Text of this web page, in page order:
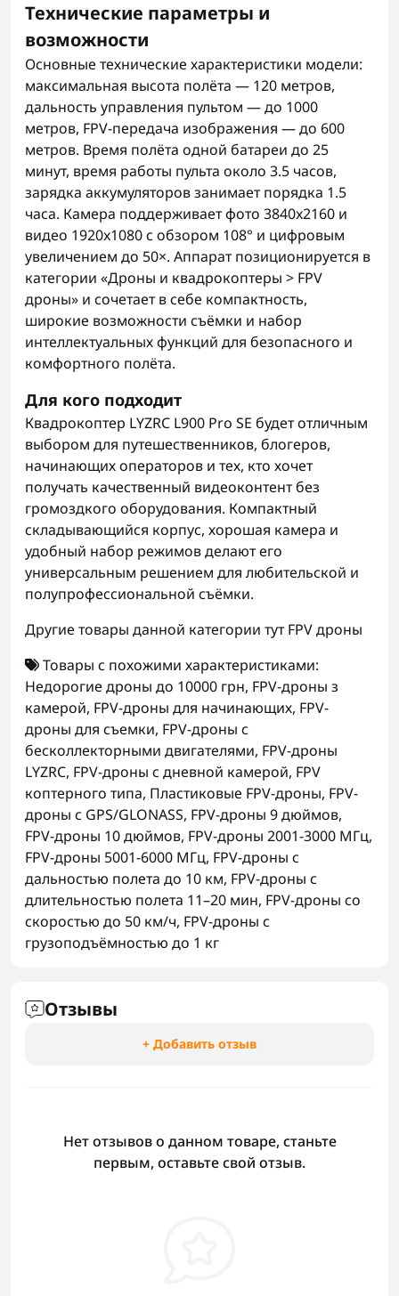
Технические параметры и
возможности
Основные технические характеристики модели:
максимальная высота полёта — 120 метров,
дальность управления пультом — до 1000
метров, FPV-передача изображения — до 600
метров. Время полёта одной батареи до 25
минут, время работы пульта около 3.5 часов,
зарядка аккумуляторов занимает порядка 1.5
часа. Камера поддерживает фото 3840x2160 и
видео 1920x1080 с обзором 108° и цифровым
увеличением до 50×. Аппарат позиционируется в
категории «Дроны и квадрокоптеры > FPV
дроны» и сочетает в себе компактность,
широкие возможности съёмки и набор
интеллектуальных функций для безопасного и
комфортного полёта.
Для кого подходит
Квадрокоптер LYZRC L900 Pro SE будет отличным
выбором для путешественников, блогеров,
начинающих операторов и тех, кто хочет
получать качественный видеоконтент без
громоздкого оборудования. Компактный
складывающийся корпус, хорошая камера и
удобный набор режимов делают его
универсальным решением для любительской и
полупрофессиональной съёмки.
Другие товары данной категории тутFPV дроны
Товары с похожими характеристиками:
Недорогие дроны до 10000 грн, FPV-дроны з
камерой, FPV-дроны для начинающих, FPV-
дроны для съемки, FPV-дроны с
бесколлекторными двигателями, FPV-дроны
LYZRC, FPV-дроны с дневной камерой, FPV
коптерного типа, Пластиковые FPV-дроны, FPV-
дроны с GPS/GLONASS, FPV-дроны 9 дюймов,
FPV-дроны 10 дюймов, FPV-дроны 2001-3000 МГц,
FPV-дроны 5001-6000 МГц, FPV-дроны с
дальностью полета до 10 км, FPV-дроны с
длительностью полета 11–20 мин, FPV-дроны со
скоростью до 50 км/ч, FPV-дроны с
грузоподъёмностью до 1 кг
Отзывы
+ Добавить отзыв
Нет отзывов о данном товаре, станьте
первым, оставьте свой отзыв.